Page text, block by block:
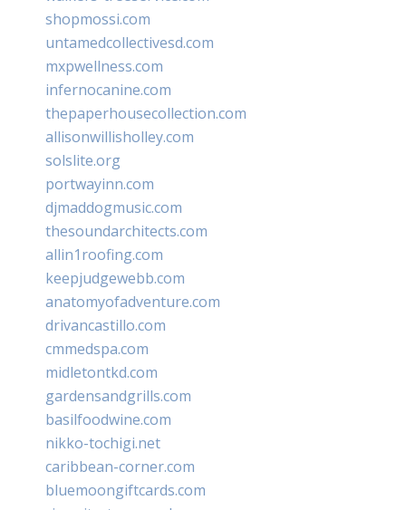
shopmossi.com
untamedcollectivesd.com
mxpwellness.com
infernocanine.com
thepaperhousecollection.com
allisonwillisholley.com
solslite.org
portwayinn.com
djmaddogmusic.com
thesoundarchitects.com
allin1roofing.com
keepjudgewebb.com
anatomyofadventure.com
drivancastillo.com
cmmedspa.com
midletontkd.com
gardensandgrills.com
basilfoodwine.com
nikko-tochigi.net
caribbean-corner.com
bluemoongiftcards.com